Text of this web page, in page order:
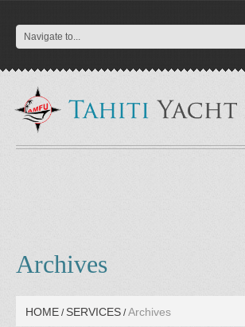
Archives
HOME SERVICES Archives